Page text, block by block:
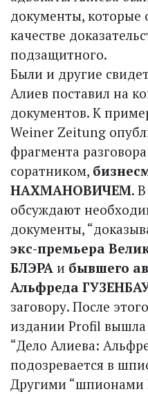
документы, которые
качестве
подзащитного.
Были и другие
Алиев поставил на
документов. К
Weiner Zeitung
фрагмента
соратником,
НАХМАНОВИЧЕМ.
обсуждают
документы,
экс-премьера
БЛЭРА и бывшего
Альфреда
заговору. После
издании Profil вышла
“Дело Алиева:
подозревается в
Другими “шпионами